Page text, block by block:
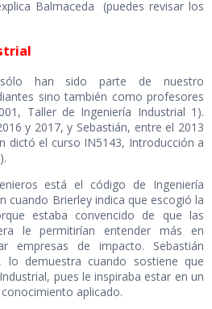
Balmaceda (puedes revisar los
han sido parte de nuestro
sino también como profesores
Taller de Ingeniería Industrial 1).
y 2017, y Sebastián, entre el 2013
dictó el curso IN5143, Introducción a
está el código de Ingeniería
cuando Brierley indica que escogió la
estaba convencido de que las
le permitirían entender más en
empresas de impacto. Sebastián
lo demuestra cuando sostiene que
pues le inspiraba estar en un
aplicado.